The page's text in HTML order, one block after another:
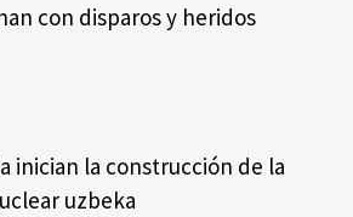
con disparos y heridos
inician la construcción de la
uzbeka